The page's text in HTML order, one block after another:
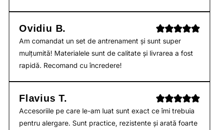
Ovidiu B.
Am comandat un set de antrenament și sunt super
mulțumită! Materialele sunt de calitate și livrarea a fost
rapidă. Recomand cu încredere!
Flavius T.
Accesoriile pe care le-am luat sunt exact ce îmi trebuia
pentru alergare. Sunt practice, rezistente și arată foarte